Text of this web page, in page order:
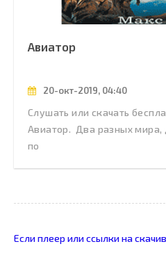
Авиатор
20-окт-2019, 04:40
Слушать или скачать
Авиатор. Два разных мира,
по
Если плеер или ссылки на